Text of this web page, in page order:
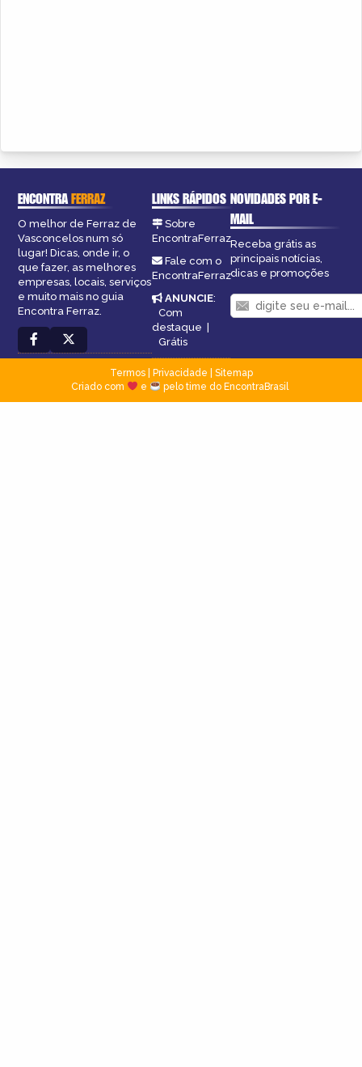
ENCONTRAFERRAZ
O melhor de Ferraz de
Vasconcelos num só
lugar! Dicas, onde ir, o
que fazer, as melhores
empresas, locais, serviços
e muito mais no guia
Encontra Ferraz.
LINKS RÁPIDOS
Sobre
EncontraFerraz
Fale com o
EncontraFerraz
ANUNCIE:
Com
destaque |
Grátis
NOVIDADES POR E-
MAIL
Receba grátis as
principais notícias,
dicas e promoções
Termos| Privacidade
Sitemap
Criado com
e pelo time do EncontraBrasil